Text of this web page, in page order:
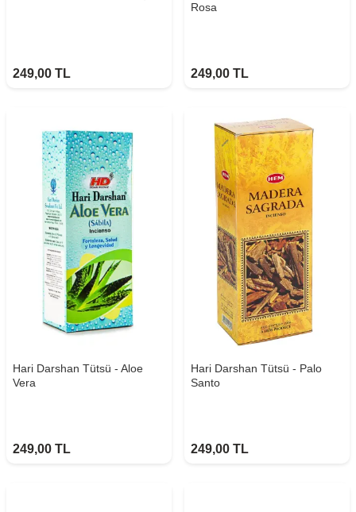
249,00 TL
Rosa
249,00 TL
Hari Darshan Tütsü - Aloe
Vera
249,00 TL
Hari Darshan Tütsü - Palo
Santo
249,00 TL